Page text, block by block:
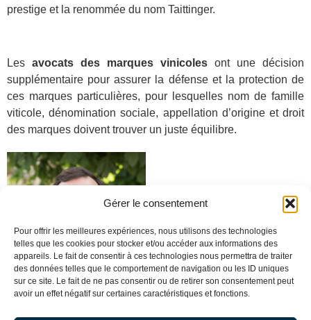
Gérer le consentement
Pour offrir les meilleures expériences, nous utilisons des technologies
telles que les cookies pour stocker et/ou accéder aux informations des
appareils. Le fait de consentir à ces technologies nous permettra de traiter
des données telles que le comportement de navigation ou les ID uniques
sur ce site. Le fait de ne pas consentir ou de retirer son consentement peut
avoir un effet négatif sur certaines caractéristiques et fonctions.
prestige et la renommée du nom Taittinger.
Les avocats des marques vinicoles ont une décision
supplémentaire pour assurer la défense et la protection de
ces marques particulières, pour lesquelles nom de famille
viticole, dénomination sociale, appellation d’origine et droit
des marques doivent trouver un juste équilibre.
Pour contacter
Stéphane
Bellec, avocat associé du
Cabinet De Baecque,
Fauré, Bellec
sbellec@debaecque-